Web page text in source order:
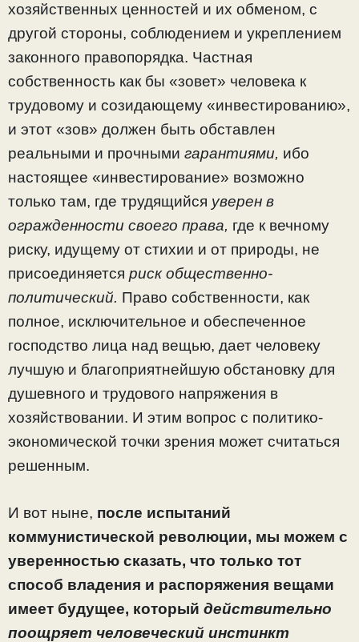
хозяйственных ценностей и их обменом, с
другой стороны, соблюдением и укреплени­ем
законного правопорядка. Частная
собственность как бы «зовет» человека к
трудовому и созидающему «инвести­рованию»,
и этот «зов» должен быть обставлен
реальными и прочными гарантиями, ибо
настоящее «инвестирование» возможно
только там, где трудящийся уверен в
огражденности своего права, где к вечному
риску, идущему от сти­хии и от природы, не
присоединяется риск общественно-
политический. Право собственности, как
полное, исключи­тельное и обеспеченное
господство лица над вещью, дает человеку
лучшую и благоприятнейшую обстановку для
душевного и трудового напряжения в
хозяйствовании. И этим вопрос с политико-
экономической точки зрения может считаться
решенным.
И вот ныне, после испытаний
коммунистической революции, мы можем с
уверенностью сказать, что только тот
способ владения и распоряжения вещами
имеет будущее, который действительно
поощряет человеческий инстинкт